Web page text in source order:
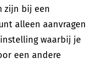
zijn bij een
alleen aanvragen
waarbij je
een andere